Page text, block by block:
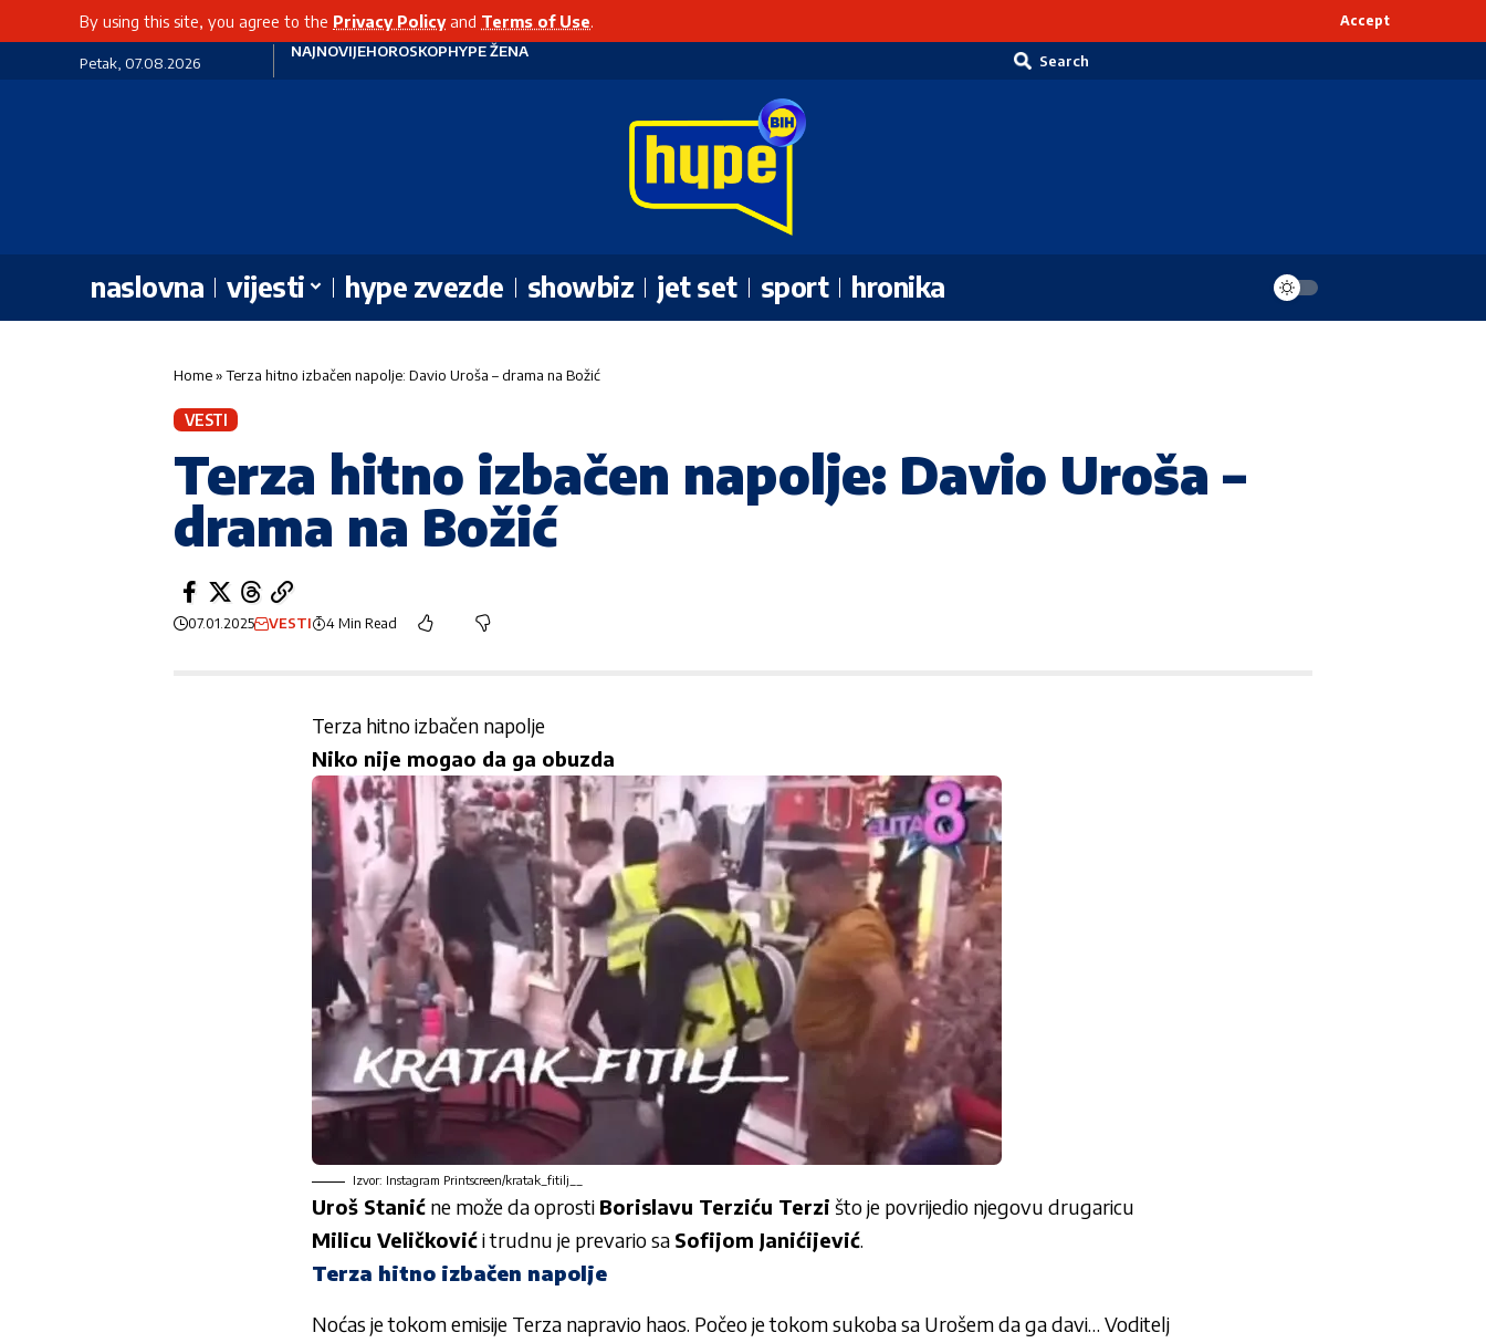
By using this site, you agree to the Privacy Policyand Terms of Use. Accept
Petak, 07.08.2026
NAJNOVIJEHOROSKOPHYPE ŽENA
Search
naslovna vijesti hype zvezde showbiz jet set sport hronika
Home»Terza hitno izbačen napolje: Davio Uroša – drama na Božić
VESTI
Terza hitno izbačen napolje: Davio Uroša –
drama na Božić
07.01.2025 VESTI 4 Min Read
Terza hitno izbačen napolje
Niko nije mogao da ga obuzda
Izvor: Instagram Printscreen/kratak_fitilj__
Uroš Stanić ne može da oprosti Borislavu Terziću Terzi što je povrijedio njegovu drugaricu
Milicu Veličkovićitrudnu je prevario sa Sofijom Janićijević.
Terza hitno izbačen napolje
Noćas je tokom emisije Terza napravio haos. Počeo je tokom sukoba sa Urošem da ga davi… Voditelj